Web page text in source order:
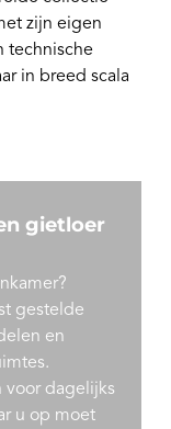
zijn eigen
technische
in breed scala
gietloer
gestelde
en
voor dagelijks
u op moet